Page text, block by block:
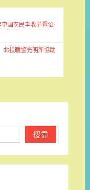
国农民丰收节暨诏
投暖警光明所協助
搜尋